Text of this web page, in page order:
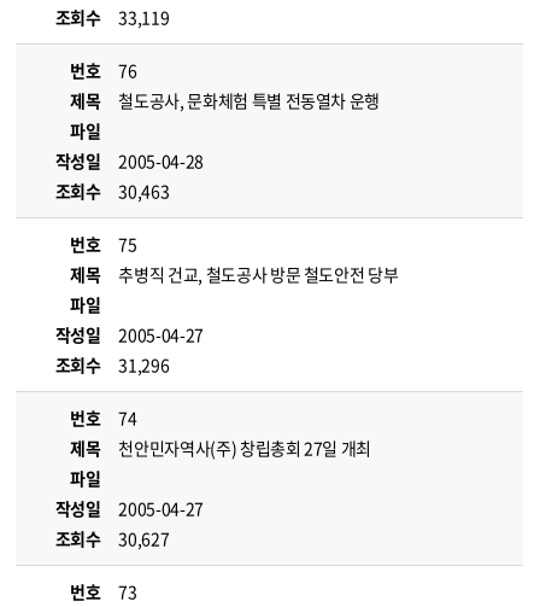
조회수
33,119
번호
76
제목
철도공사, 문화체험 특별 전동열차 운행
파일
작성일
2005-04-28
조회수
30,463
번호
75
제목
추병직 건교, 철도공사 방문 철도안전 당부
파일
작성일
2005-04-27
조회수
31,296
번호
74
제목
천안민자역사(주) 창립총회 27일 개최
파일
작성일
2005-04-27
조회수
30,627
번호
73